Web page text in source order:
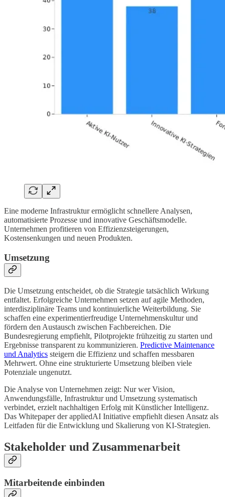
Eine moderne Infrastruktur ermöglicht schnellere Analysen,
automatisierte Prozesse und innovative Geschäftsmodelle.
Unternehmen profitieren von Effizienzsteigerungen,
Kostensenkungen und neuen Produkten.
Umsetzung
Die Umsetzung entscheidet, ob die Strategie tatsächlich Wirkung
entfaltet. Erfolgreiche Unternehmen setzen auf agile Methoden,
interdisziplinäre Teams und kontinuierliche Weiterbildung. Sie
schaffen eine experimentierfreudige Unternehmenskultur und
fördern den Austausch zwischen Fachbereichen. Die
Bundesregierung empfiehlt, Pilotprojekte frühzeitig zu starten und
Ergebnisse transparent zu kommunizieren. Predictive Maintenance
und Analytics steigern die Effizienz und schaffen messbaren
Mehrwert. Ohne eine strukturierte Umsetzung bleiben viele
Potenziale ungenutzt.
Die Analyse von Unternehmen zeigt: Nur wer Vision,
Anwendungsfälle, Infrastruktur und Umsetzung systematisch
verbindet, erzielt nachhaltigen Erfolg mit Künstlicher Intelligenz.
Das Whitepaper der appliedAI Initiative empfiehlt diesen Ansatz als
Leitfaden für die Entwicklung und Skalierung von KI-Strategien.
Stakeholder und Zusammenarbeit
Mitarbeitende einbinden